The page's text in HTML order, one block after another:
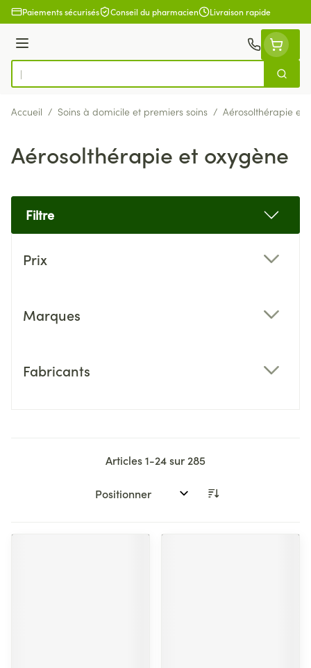
Aller au contenu
Paiements sécurisés Conseil du pharmacien Livraison rapide
Menu
Rechercher
Accueil / Soins à domicile et premiers soins / Aérosolthérapie et
Aérosolthérapie et oxygène
Filtre
Prix
Marques
Fabricants
Articles1-24sur 285
Trier par: